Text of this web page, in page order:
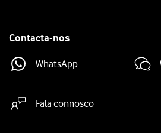
Contacta-nos
WhatsApp
Fala connosco